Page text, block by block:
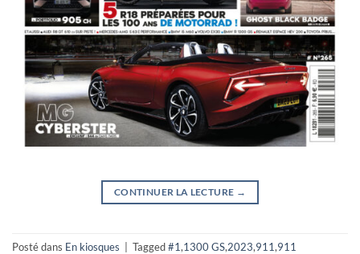
CONTINUER LA LECTURE →
Posté dans En kiosques Tagged#1,1300 GS,2023,911,911